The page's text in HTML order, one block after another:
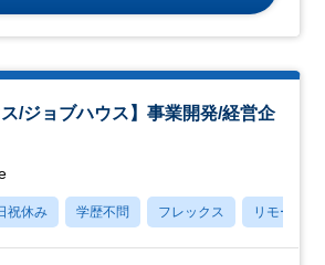
ス/ジョブハウス】事業開発/経営企
祝休み 学歴不問 フレックス リモート勤